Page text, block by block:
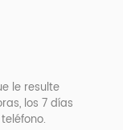
le resulte
los 7 días